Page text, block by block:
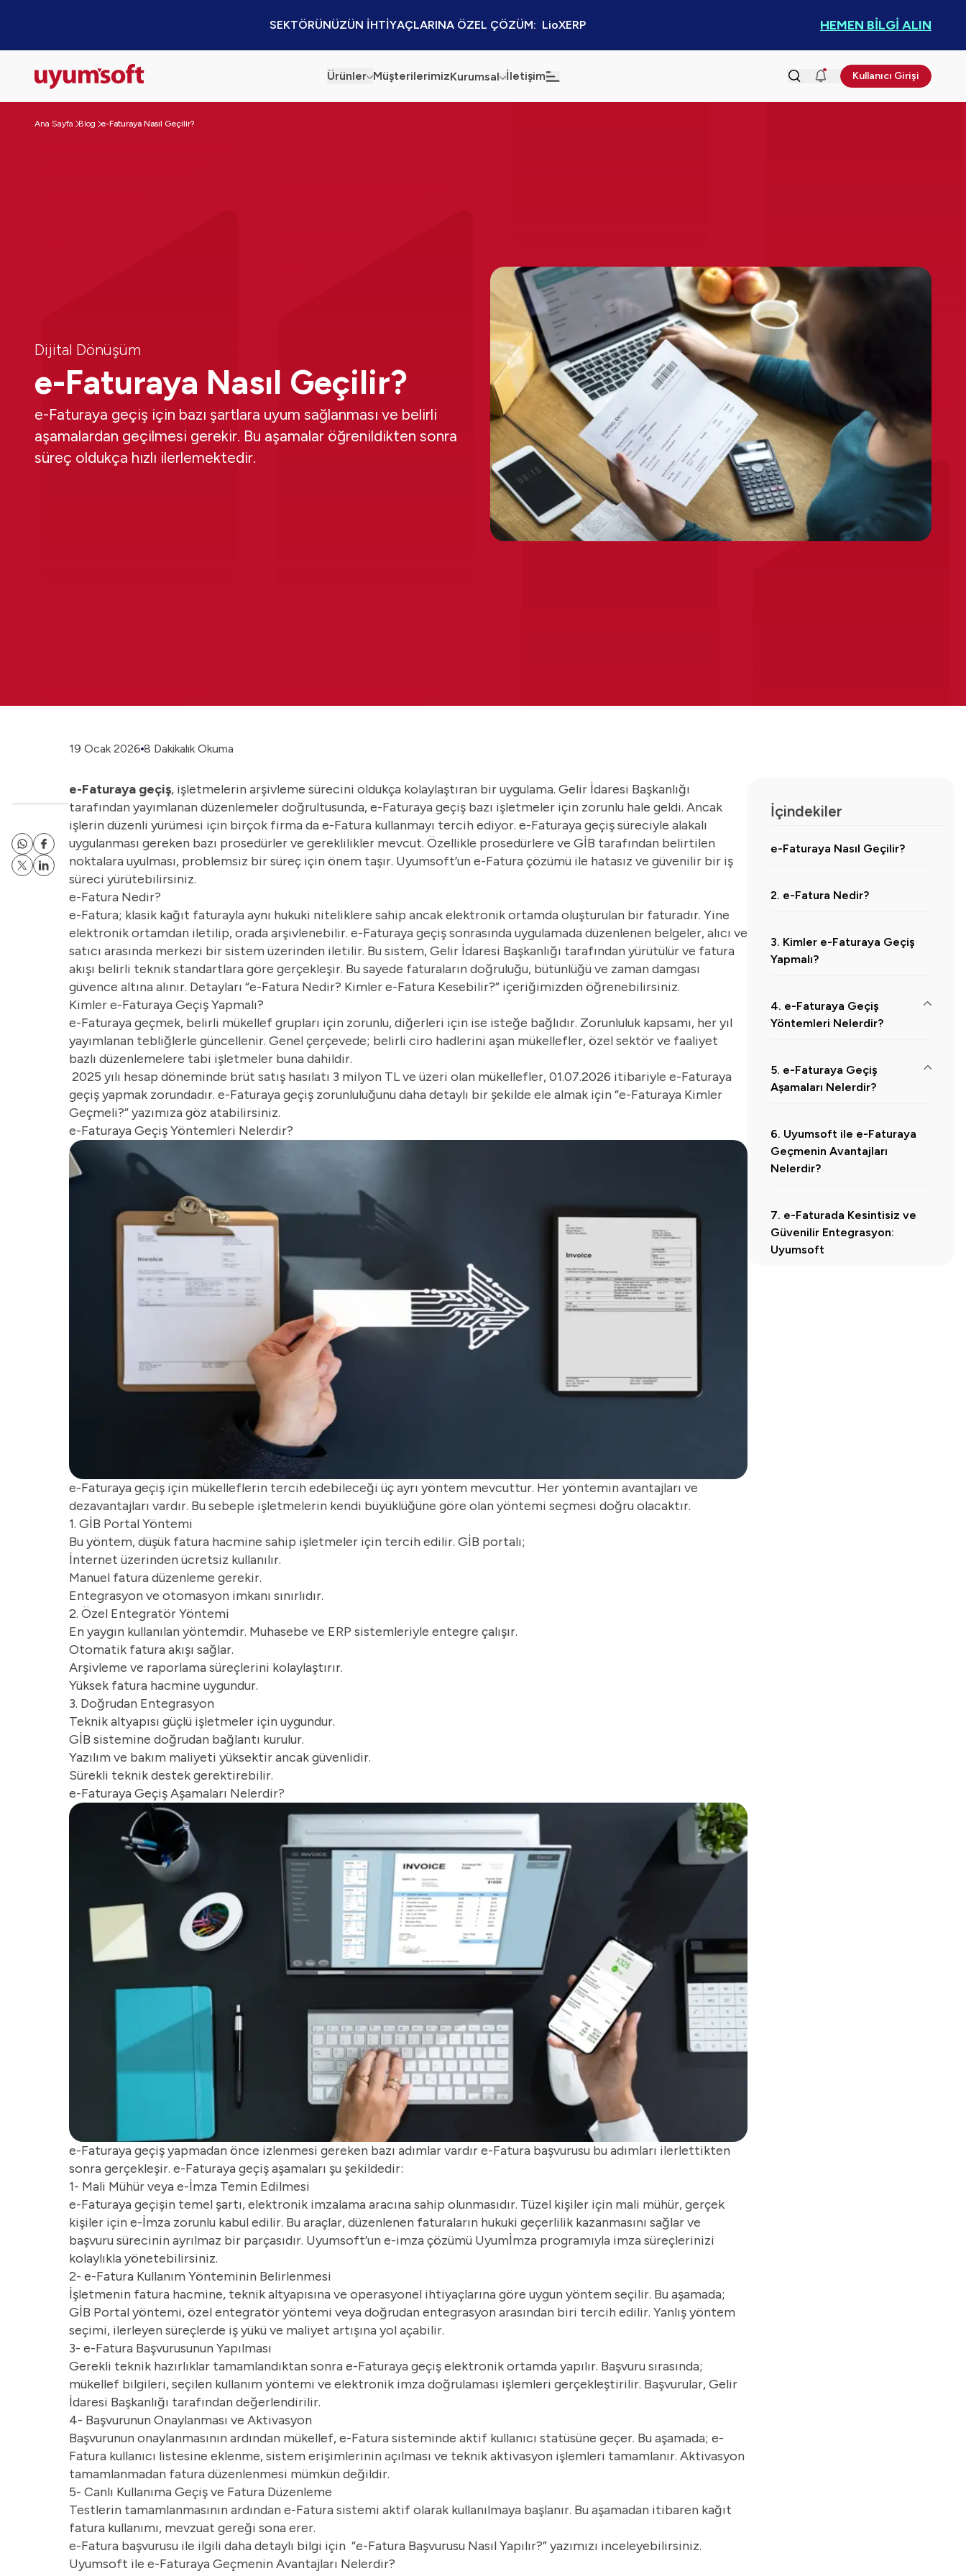
SEKTÖRÜNÜZÜN İHTİYAÇLARINA ÖZEL ÇÖZÜM:  LioXERP HEMEN BİLGİ ALIN
Ürünler MüşterilerimizKurumsal İletişim
İş Ortaklığı Platformu
Kullanıcı Girişi
Ana Sayfa Blog e-Faturaya Nasıl Geçilir?
Dijital Dönüşüm
e-Faturaya Nasıl Geçilir?
e-Faturaya geçiş için bazı şartlara uyum sağlanması ve belirli
aşamalardan geçilmesi gerekir. Bu aşamalar öğrenildikten sonra
süreç oldukça hızlı ilerlemektedir.
19 Ocak 2026 8 Dakikalık Okuma
e-Faturaya geçiş, işletmelerin arşivleme sürecini oldukça kolaylaştıran bir uygulama. Gelir İdaresi Başkanlığı
tarafından yayımlanan düzenlemeler doğrultusunda, e-Faturaya geçiş bazı işletmeler için zorunlu hale geldi. Ancak
işlerin düzenli yürümesi için birçok firma da e-Fatura kullanmayı tercih ediyor. e-Faturaya geçiş süreciyle alakalı
uygulanması gereken bazı prosedürler ve gereklilikler mevcut. Özellikle prosedürlere ve GİB tarafından belirtilen
noktalara uyulması, problemsiz bir süreç için önem taşır. Uyumsoft’une-Fatura çözümü ile hatasız ve güvenilir bir iş
süreci yürütebilirsiniz.
e-Fatura Nedir?
e-Fatura; klasik kağıt faturayla aynı hukuki niteliklere sahip ancak elektronik ortamda oluşturulan bir faturadır. Yine
elektronik ortamdan iletilip, orada arşivlenebilir. e-Faturaya geçiş sonrasında uygulamada düzenlenen belgeler, alıcı ve
satıcı arasında merkezi bir sistem üzerinden iletilir. Bu sistem, Gelir İdaresi Başkanlığı tarafından yürütülür ve fatura
akışı belirli teknik standartlara göre gerçekleşir. Bu sayede faturaların doğruluğu, bütünlüğü ve zaman damgası
güvence altına alınır. Detayları “e-Fatura Nedir? Kimler e-Fatura Kesebilir?” içeriğimizden öğrenebilirsiniz.
Kimler e-Faturaya Geçiş Yapmalı?
e-Faturaya geçmek, belirli mükellef grupları için zorunlu, diğerleri için ise isteğe bağlıdır. Zorunluluk kapsamı, her yıl
yayımlanan tebliğlerle güncellenir. Genel çerçevede; belirli ciro hadlerini aşan mükellefler, özel sektör ve faaliyet
bazlı düzenlemelere tabi işletmeler buna dahildir.
2025 yılı hesap döneminde brüt satış hasılatı 3 milyon TL ve üzeri olan mükellefler, 01.07.2026 itibariyle e-Faturaya
geçiş yapmak zorundadır. e-Faturaya geçiş zorunluluğunu daha detaylı bir şekilde ele almak için “e-Faturaya Kimler
Geçmeli?” yazımıza göz atabilirsiniz.
e-Faturaya Geçiş Yöntemleri Nelerdir?
e-Faturaya geçiş için mükelleflerin tercih edebileceği üç ayrı yöntem mevcuttur. Her yöntemin avantajları ve
dezavantajları vardır. Bu sebeple işletmelerin kendi büyüklüğüne göre olan yöntemi seçmesi doğru olacaktır.
1. GİB Portal Yöntemi
Bu yöntem, düşük fatura hacmine sahip işletmeler için tercih edilir. GİB portalı;
İnternet üzerinden ücretsiz kullanılır.
Manuel fatura düzenleme gerekir.
Entegrasyon ve otomasyon imkanı sınırlıdır.
2. Özel Entegratör Yöntemi
En yaygın kullanılan yöntemdir. Muhasebe ve ERP sistemleriyle entegre çalışır.
Otomatik fatura akışı sağlar.
Arşivleme ve raporlama süreçlerini kolaylaştırır.
Yüksek fatura hacmine uygundur.
3. Doğrudan Entegrasyon
Teknik altyapısı güçlü işletmeler için uygundur.
GİB sistemine doğrudan bağlantı kurulur.
Yazılım ve bakım maliyeti yüksektir ancak güvenlidir.
Sürekli teknik destek gerektirebilir.
e-Faturaya Geçiş Aşamaları Nelerdir?
e-Faturaya geçiş yapmadan önce izlenmesi gereken bazı adımlar vardır e-Fatura başvurusu bu adımları ilerlettikten
sonra gerçekleşir. e-Faturaya geçiş aşamaları şu şekildedir:
1- Mali Mühür veya e-İmza Temin Edilmesi
e-Faturaya geçişin temel şartı, elektronik imzalama aracına sahip olunmasıdır. Tüzel kişiler için mali mühür, gerçek
kişiler için e-İmza zorunlu kabul edilir. Bu araçlar, düzenlenen faturaların hukuki geçerlilik kazanmasını sağlar ve
başvuru sürecinin ayrılmaz bir parçasıdır. Uyumsoft’une-imza çözümü Uyumİmza programıyla imza süreçlerinizi
kolaylıkla yönetebilirsiniz.
2- e-Fatura Kullanım Yönteminin Belirlenmesi
İşletmenin fatura hacmine, teknik altyapısına ve operasyonel ihtiyaçlarına göre uygun yöntem seçilir. Bu aşamada;
GİB Portal yöntemi, özel entegratör yöntemi veya doğrudan entegrasyon arasından biri tercih edilir. Yanlış yöntem
seçimi, ilerleyen süreçlerde iş yükü ve maliyet artışına yol açabilir.
3- e-Fatura Başvurusunun Yapılması
Gerekli teknik hazırlıklar tamamlandıktan sonra e-Faturaya geçiş elektronik ortamda yapılır. Başvuru sırasında;
mükellef bilgileri, seçilen kullanım yöntemi ve elektronik imza doğrulaması işlemleri gerçekleştirilir. Başvurular, Gelir
İdaresi Başkanlığı tarafından değerlendirilir.
4- Başvurunun Onaylanması ve Aktivasyon
Başvurunun onaylanmasının ardından mükellef, e-Fatura sisteminde aktif kullanıcı statüsüne geçer. Bu aşamada; e-
Fatura kullanıcı listesine eklenme, sistem erişimlerinin açılması ve teknik aktivasyon işlemleri tamamlanır. Aktivasyon
tamamlanmadan fatura düzenlenmesi mümkün değildir.
5- Canlı Kullanıma Geçiş ve Fatura Düzenleme
Testlerin tamamlanmasının ardından e-Fatura sistemi aktif olarak kullanılmaya başlanır. Bu aşamadan itibaren kağıt
fatura kullanımı, mevzuat gereği sona erer.
e-Fatura başvurusu ile ilgili daha detaylı bilgi için “e-Fatura Başvurusu Nasıl Yapılır?” yazımızı inceleyebilirsiniz.
Uyumsoft ile e-Faturaya Geçmenin Avantajları Nelerdir?
İçindekiler
e-Faturaya Nasıl Geçilir?
2. e-Fatura Nedir?
3. Kimler e-Faturaya Geçiş
Yapmalı?
4. e-Faturaya Geçiş
Yöntemleri Nelerdir?
4.2. 2. Özel Entegratör Yöntemi
5. e-Faturaya Geçiş
Aşamaları Nelerdir?
5.2. 2- e-Fatura Kullanım Yönteminin Belirlenmesi
5.3.3- e-Fatura Başvurusunun Yapılması
5.5.5- Canlı Kullanıma Geçiş ve Fatura Düzenleme
6. Uyumsoft ile e-Faturaya
Geçmenin Avantajları
Nelerdir?
7. e-Faturada Kesintisiz ve
Güvenilir Entegrasyon:
Uyumsoft